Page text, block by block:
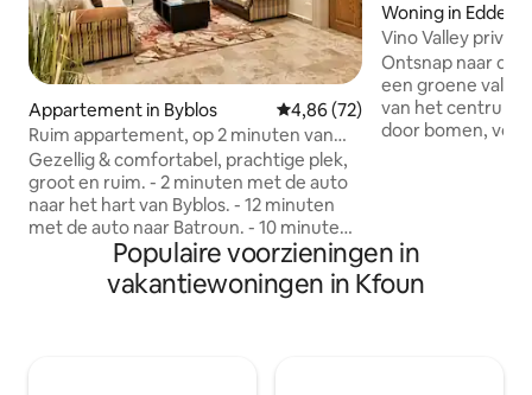
Appartement in Byblos Gemiddelde beoordeling van
4,86 (72)
Ruim appartement, op 2 minuten van
beach & Old Souk
Gezellig & comfortabel, prachtige plek,
groot en ruim. - 2 minuten met de auto
naar het hart van Byblos. - 12 minuten
met de auto naar Batroun. - 10 minuten
lopen naar de Sea Boulevard - Ruim
appartement / 120 m2 - Keuken van alle
gemakken voorzien. - 2 slaapkamers - 1
Woning in Edde
Vino Valley
Batroun
Ontsnap naar dit
een groene
van het centrum
door bomen,
binnenshuis,
kleine gezinnen
zoek zijn naar
Populaire voorzieningen in
vakantiewoningen in Kfoun